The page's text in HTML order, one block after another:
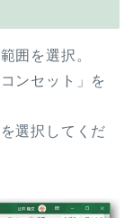
囲を選択。
ンセット」を
選択してくだ